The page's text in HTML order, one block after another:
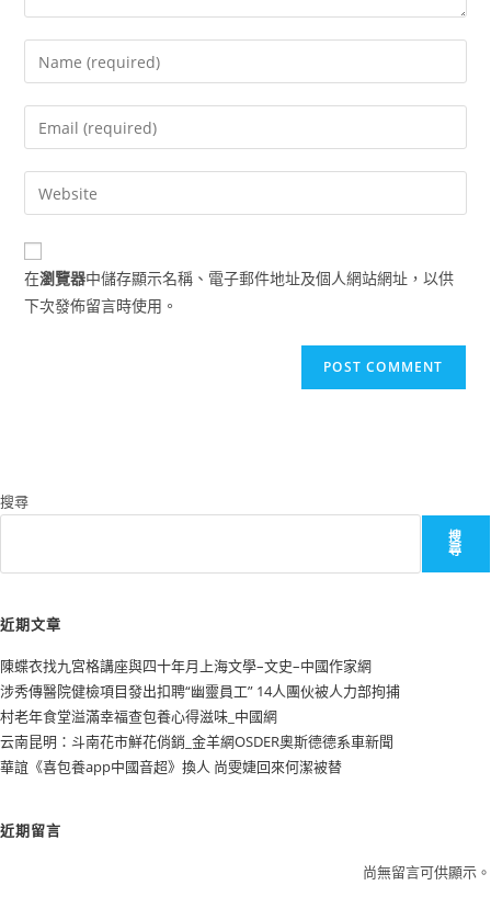
Enter
your
name
comment
Enter
your
email
address
comment
Enter
your
website
URL
(optional)
在瀏覽器中儲存顯示名稱、電子郵件地址及個人網站網址，以供
下次發佈留言時使用。
搜尋
搜
尋
近期文章
陳蝶衣找九宮格講座與四十年月上海文學–文史–中國作家網
涉秀傳醫院健檢項目發出扣聘“幽靈員工” 14人團伙被人力部拘捕
村老年食堂溢滿幸福查包養心得滋味_中國網
云南昆明：斗南花市鮮花俏銷_金羊網OSDER奧斯德德系車新聞
華誼《喜包養app中國音超》換人 尚雯婕回來何潔被替
近期留言
尚無留言可供顯示。